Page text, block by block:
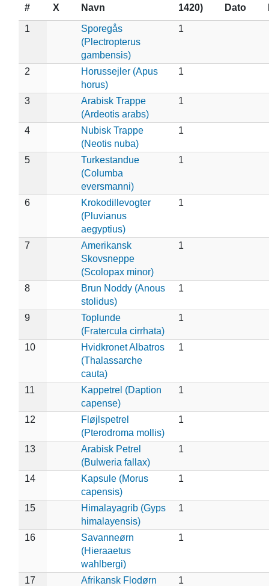
# X Navn
1420)
Dato
1
Sporegås
(Plectropterus
gambensis)
1
2
Horussejler (Apus
horus)
1
3
Arabisk Trappe
(Ardeotis arabs)
1
4
Nubisk Trappe
(Neotis nuba)
1
5
Turkestandue
(Columba
eversmanni)
1
6
Krokodillevogter
(Pluvianus
aegyptius)
1
7
Amerikansk
Skovsneppe
(Scolopax minor)
1
8
Brun Noddy (Anous
stolidus)
1
9
Toplunde
(Fratercula cirrhata)
1
10
Hvidkronet Albatros
(Thalassarche
cauta)
1
11
Kappetrel (Daption
capense)
1
12
Fløjlspetrel
(Pterodroma mollis)
1
13
Arabisk Petrel
(Bulweria fallax)
1
14
Kapsule (Morus
capensis)
1
15
Himalayagrib (Gyps
himalayensis)
1
16
Savanneørn
(Hieraaetus
wahlbergi)
1
17
Afrikansk Flodørn
1